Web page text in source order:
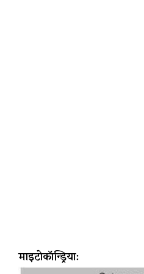
माइटोकॉन्ड्रिया: